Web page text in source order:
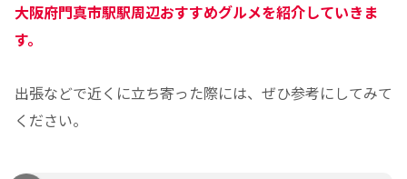
大阪府門真市駅駅周辺おすすめグルメを紹介していきま
す。
出張などで近くに立ち寄った際には、ぜひ参考にしてみて
ください。